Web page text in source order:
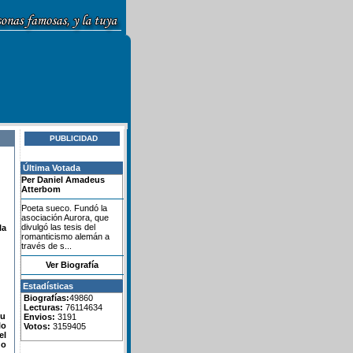
PUBLICIDAD
Última Votada
Per Daniel Amadeus
Atterbom
Poeta sueco. Fundó la
asociación Aurora, que
divulgó las tesis del
romanticismo alemán a
través de s...
Ver Biografía
Estadísticas
Biografías:49860
Lecturas: 76114634
Envios: 3191
Votos: 3159405